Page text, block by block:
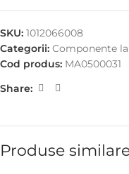
SKU: 1012066008
Categorii: Componente
Cod produs: MA0500031
Share:
Produse